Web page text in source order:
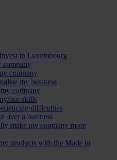
in Luxembourg
company
company
my business
company
our skills
difficulties
over a business
make my company more
products with the Made in